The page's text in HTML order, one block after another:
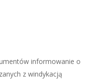
informowanie o
z windykacją